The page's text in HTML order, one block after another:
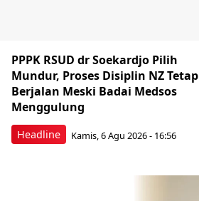
Headline
PPPK RSUD dr Soekardjo Pilih
Mundur, Proses Disiplin NZ Tetap
Berjalan Meski Badai Medsos
Menggulung
Kamis, 6 Agu 2026 - 16:56